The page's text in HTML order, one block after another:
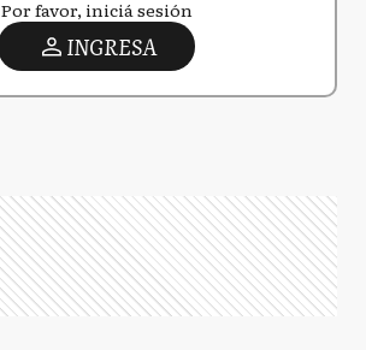
Por favor, iniciá sesión
INGRESA